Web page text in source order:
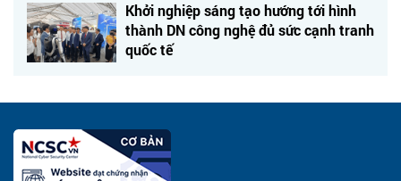
Khởi nghiệp sáng tạo hướng tới hình
thành DN công nghệ đủ sức cạnh tranh
quốc tế